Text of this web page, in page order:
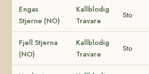
Engas
Stjerne (NO)
Kallblodig
Travare
Sto
Fjell Stjerna
(NO)
Kallblodig
Travare
Sto